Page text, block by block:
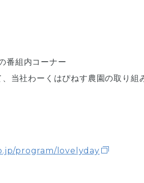
組内コーナー
当社わーくはぴねす農園の取り組
program/lovelyday